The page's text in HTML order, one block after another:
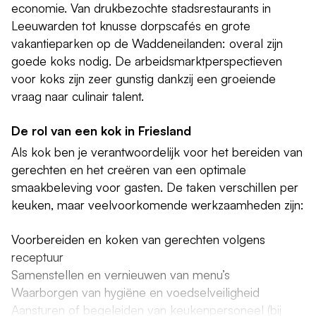
economie. Van drukbezochte stadsrestaurants in
Leeuwarden tot knusse dorpscafés en grote
vakantieparken op de Waddeneilanden: overal zijn
goede koks nodig. De arbeidsmarktperspectieven
voor koks zijn zeer gunstig dankzij een groeiende
vraag naar culinair talent.
De rol van een kok in Friesland
Als kok ben je verantwoordelijk voor het bereiden van
gerechten en het creëren van een optimale
smaakbeleving voor gasten. De taken verschillen per
keuken, maar veelvoorkomende werkzaamheden zijn:
Voorbereiden en koken van gerechten volgens
receptuur
Samenstellen en vernieuwen van menu’s
Waarborgen van hygiëne en voedselveiligheid
Aansturen of begeleiden van keukenpersoneel (bij